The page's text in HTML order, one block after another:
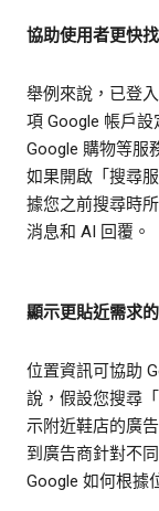
協助使用者更快
舉例來說，已登
項 Google 帳戶設
Google 購物等服
如果開啟「搜尋
據您之前搜尋時
消息和 AI 回覆。
顯示更貼近需求
位置資訊可協助
說，假設您搜尋
示附近鞋店的廣
到廣告商針對不
Google 如何根據